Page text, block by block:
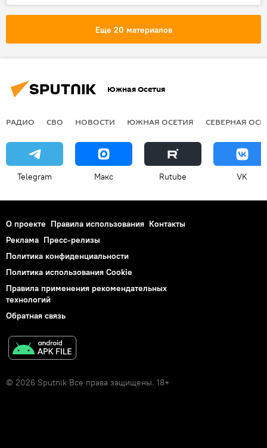
Еще 20 материалов
Южная Осетия
РАДИО СВО НОВОСТИ ЮЖНАЯ ОСЕТИЯ СЕВЕРНАЯ
Telegram Макс Rutube VK
О проекте Правила использования Контакты
Реклама Пресс-релизы
Политика конфиденциальности
Политика использования Cookie
Правила применения рекомендательных
технологий
Обратная связь
© 2026 Sputnik Все права защищены. 18+